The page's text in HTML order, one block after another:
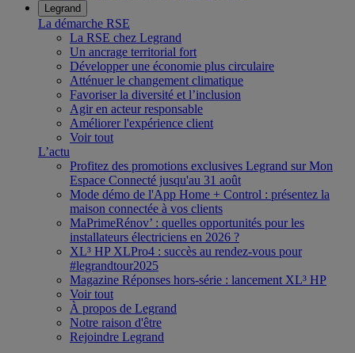
Legrand
La démarche RSE
La RSE chez Legrand
Un ancrage territorial fort
Développer une économie plus circulaire
Atténuer le changement climatique
Favoriser la diversité et l’inclusion
Agir en acteur responsable
Améliorer l'expérience client
Voir tout
L’actu
Profitez des promotions exclusives Legrand sur Mon
Espace Connecté jusqu'au 31 août
Mode démo de l'App Home + Control : présentez la
maison connectée à vos clients
MaPrimeRénov’ : quelles opportunités pour les
installateurs électriciens en 2026 ?
XL³ HP XLPro4 : succès au rendez-vous pour
#legrandtour2025
Magazine Réponses hors-série : lancement XL³ HP
Voir tout
À propos de Legrand
Notre raison d'être
Rejoindre Legrand